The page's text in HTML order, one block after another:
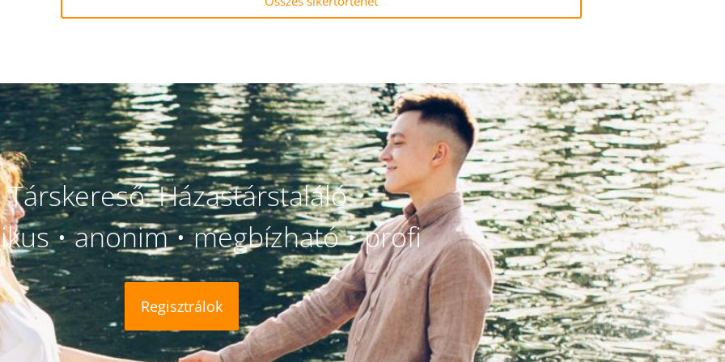
Társkereső. Házastárstaláló.
• anonim • megbízható • profi
Regisztrálok